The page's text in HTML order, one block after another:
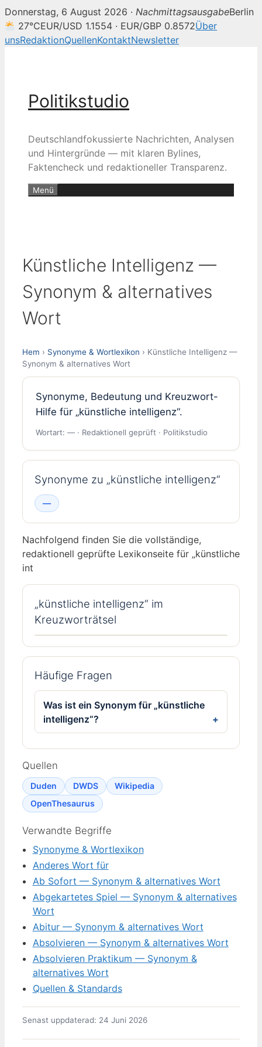
Donnerstag, 6 August 2026 · NachmittagsausgabeBerlin
27°CEUR/USD 1.1554 · EUR/GBP 0.8572Über
unsRedaktionQuellenKontaktNewsletter
Politikstudio
Deutschlandfokussierte Nachrichten, Analysen
und Hintergründe — mit klaren Bylines,
Faktencheck und redaktioneller Transparenz.
Menü
Künstliche Intelligenz —
Synonym & alternatives
Wort
Hem › Synonyme & Wortlexikon › Künstliche Intelligenz —
Synonym & alternatives Wort
Synonyme, Bedeutung und Kreuzwort-
Hilfe für „künstliche intelligenz“.
Wortart: — · Redaktionell geprüft · Politikstudio
Synonyme zu „künstliche intelligenz“
—
Nachfolgend finden Sie die vollständige,
redaktionell geprüfte Lexikonseite für „künstliche
int
„künstliche intelligenz“ im
Kreuzworträtsel
Häufige Fragen
Was ist ein Synonym für „künstliche
intelligenz“?
Quellen
Duden DWDS
Wikipedia
OpenThesaurus
Verwandte Begriffe
Synonyme & Wortlexikon
Anderes Wort für
Ab Sofort — Synonym & alternatives Wort
Abgekartetes Spiel — Synonym & alternatives
Wort
Abitur — Synonym & alternatives Wort
Absolvieren — Synonym & alternatives Wort
Absolvieren Praktikum — Synonym &
alternatives Wort
Quellen & Standards
Senast uppdaterad: 24 Juni 2026